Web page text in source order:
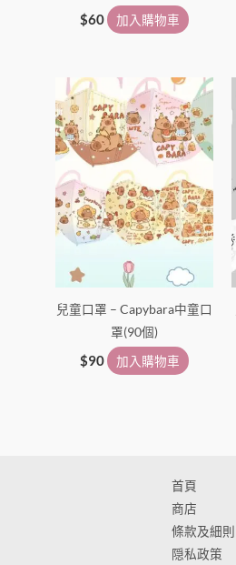
$60 加入購物車
兒童口罩 – Capybara中童口
罩(90個)
$90 加入購物車
首頁
商店
條款及細則
隠私政策